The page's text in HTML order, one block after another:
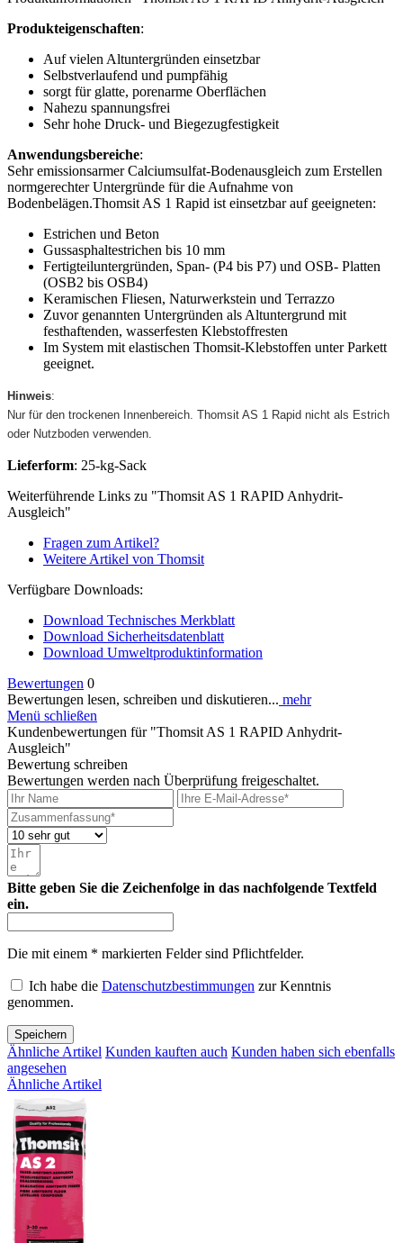
Produkteigenschaften:
Auf vielen Altuntergründen einsetzbar
Selbstverlaufend und pumpfähig
sorgt für glatte, porenarme Oberflächen
Nahezu spannungsfrei
Sehr hohe Druck- und Biegezugfestigkeit
Anwendungsbereiche:
Sehr emissionsarmer Calciumsulfat-Bodenausgleich zum Erstellen
normgerechter Untergründe für die Aufnahme von
Bodenbelägen.Thomsit AS 1 Rapid ist einsetzbar auf geeigneten:
Estrichen und Beton
Gussasphaltestrichen bis 10 mm
Fertigteiluntergründen, Span- (P4 bis P7) und OSB- Platten
(OSB2 bis OSB4)
Keramischen Fliesen, Naturwerkstein und Terrazzo
Zuvor genannten Untergründen als Altuntergrund mit
festhaftenden, wasserfesten Klebstoffresten
Im System mit elastischen Thomsit-Klebstoffen unter Parkett
geeignet.
Hinweis:
Nur für den trockenen Innenbereich. Thomsit AS 1 Rapid nicht als Estrich
oder Nutzboden verwenden.
Lieferform: 25-kg-Sack
Weiterführende Links zu "Thomsit AS 1 RAPID Anhydrit-
Ausgleich"
Fragen zum Artikel?
Weitere Artikel von Thomsit
Verfügbare Downloads:
Download Technisches Merkblatt
Download Sicherheitsdatenblatt
Download Umweltproduktinformation
Bewertungen 0
Bewertungen lesen, schreiben und diskutieren... mehr
Menü schließen
Kundenbewertungen für "Thomsit AS 1 RAPID Anhydrit-
Ausgleich"
Bewertung schreiben
Bewertungen werden nach Überprüfung freigeschaltet.
Bitte geben Sie die Zeichenfolge in das nachfolgende Textfeld
ein.
Die mit einem * markierten Felder sind Pflichtfelder.
Ich habe die Datenschutzbestimmungen zur Kenntnis
genommen.
Speichern
Ähnliche Artikel Kunden kauften auch Kunden haben sich ebenfalls
angesehen
Ähnliche Artikel